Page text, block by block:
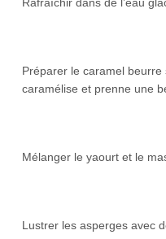
Rafraîchir dans de l’eau
Préparer le caramel
caramélise et prenne une
Mélanger le yaourt et le
Lustrer les asperges avec